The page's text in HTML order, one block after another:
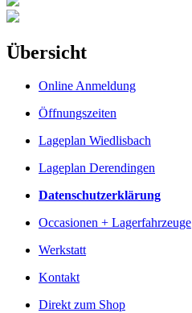
Übersicht
Online Anmeldung
Öffnungszeiten
Lageplan Wiedlisbach
Lageplan Derendingen
Datenschutzerklärung
Occasionen + Lagerfahrzeuge
Werkstatt
Kontakt
Direkt zum Shop